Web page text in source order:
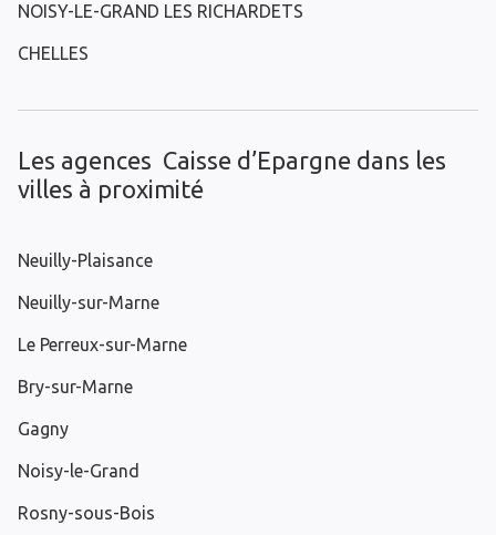
NOISY-LE-GRAND LES RICHARDETS
CHELLES
Les agences Caisse d’Epargne dans les
villes à proximité
Neuilly-Plaisance
Neuilly-sur-Marne
Le Perreux-sur-Marne
Bry-sur-Marne
Gagny
Noisy-le-Grand
Rosny-sous-Bois